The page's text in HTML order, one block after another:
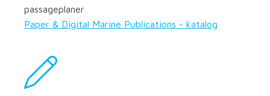
passageplaner
Paper & Digital Marine Publications - katalog